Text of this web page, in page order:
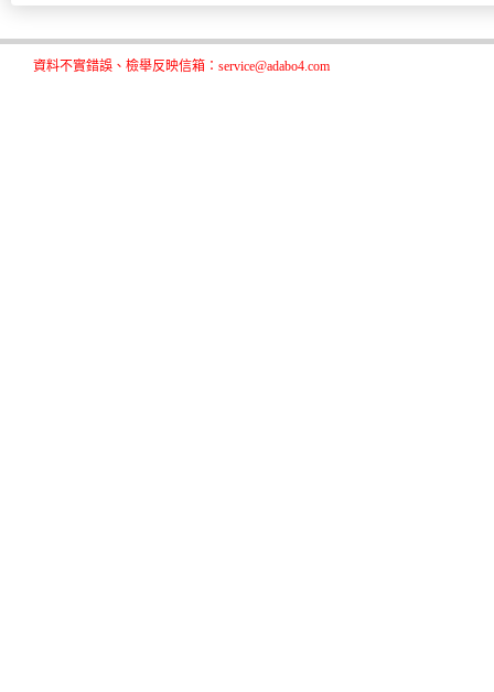
資料不實錯誤、檢舉反映信箱：service@adabo4.com